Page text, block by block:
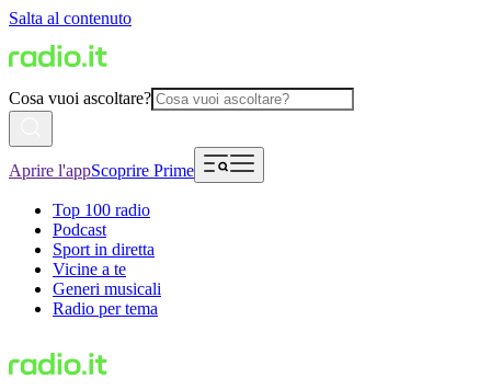
Salta al contenuto
Cosa vuoi ascoltare?
Aprire l'appScoprire Prime
Top 100 radio
Podcast
Sport in diretta
Vicine a te
Generi musicali
Radio per tema